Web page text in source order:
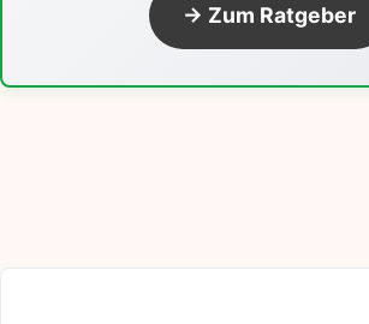
→ Zum Ratgeber